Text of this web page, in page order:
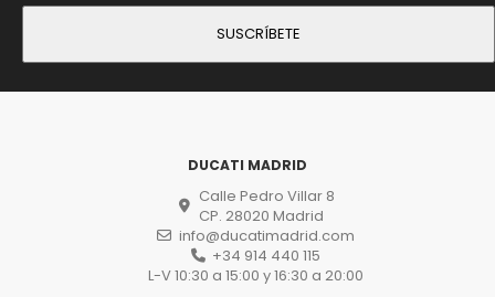
DUCATI MADRID
Calle Pedro Villar 8
CP. 28020 Madrid
info@ducatimadrid.com
+34 914 440 115
L-V 10:30 a 15:00 y 16:30 a 20:00